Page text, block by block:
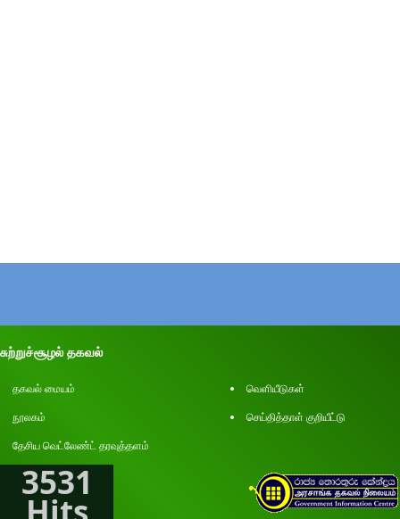
சுற்றுச்சூழல் தகவல்
தகவல் மையம்
வெளியீடுகள்
நூலகம்
செய்தித்தாள் குறியீட்டு
தேசிய வெட்லேண்ட் தரவுத்தளம்
3531